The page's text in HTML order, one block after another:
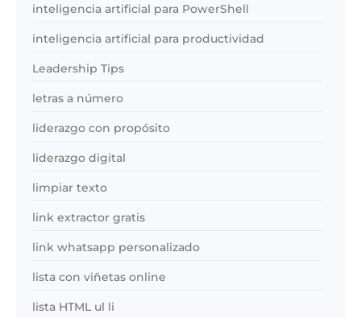
inteligencia artificial para PowerShell
inteligencia artificial para productividad
Leadership Tips
letras a número
liderazgo con propósito
liderazgo digital
limpiar texto
link extractor gratis
link whatsapp personalizado
lista con viñetas online
lista HTML ul li